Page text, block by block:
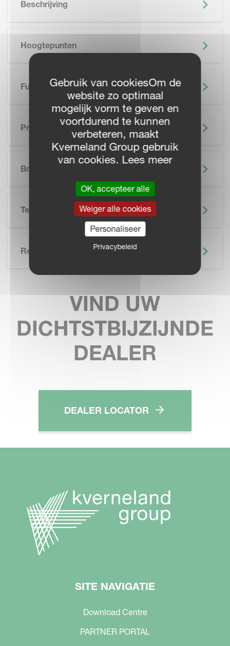
Beschrijving
Hoogtepunten
Functionaliteiten
Precisielandbouw
Brochure
SKIP BROCHURE
Technische Specificatie
Related
VIND UW
DICHTSTBIJZIJNDE
DEALER
DEALER LOCATOR
SITE NAVIGATIE
Download Centre
PARTNER PORTAL
Gebruik van cookiesOm de
website zo optimaal
mogelijk vorm te geven en
voortdurend te kunnen
verbeteren, maakt
Kverneland Group gebruik
van cookies. Lees meer
OK, accepteer alle
Weiger alle cookies
Personaliseer
Privacybeleid